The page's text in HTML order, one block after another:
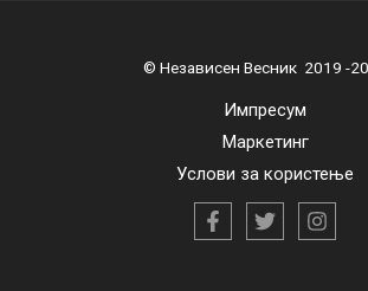
© Независен Весник 2019 -
Импресум
Маркетинг
Услови за користење